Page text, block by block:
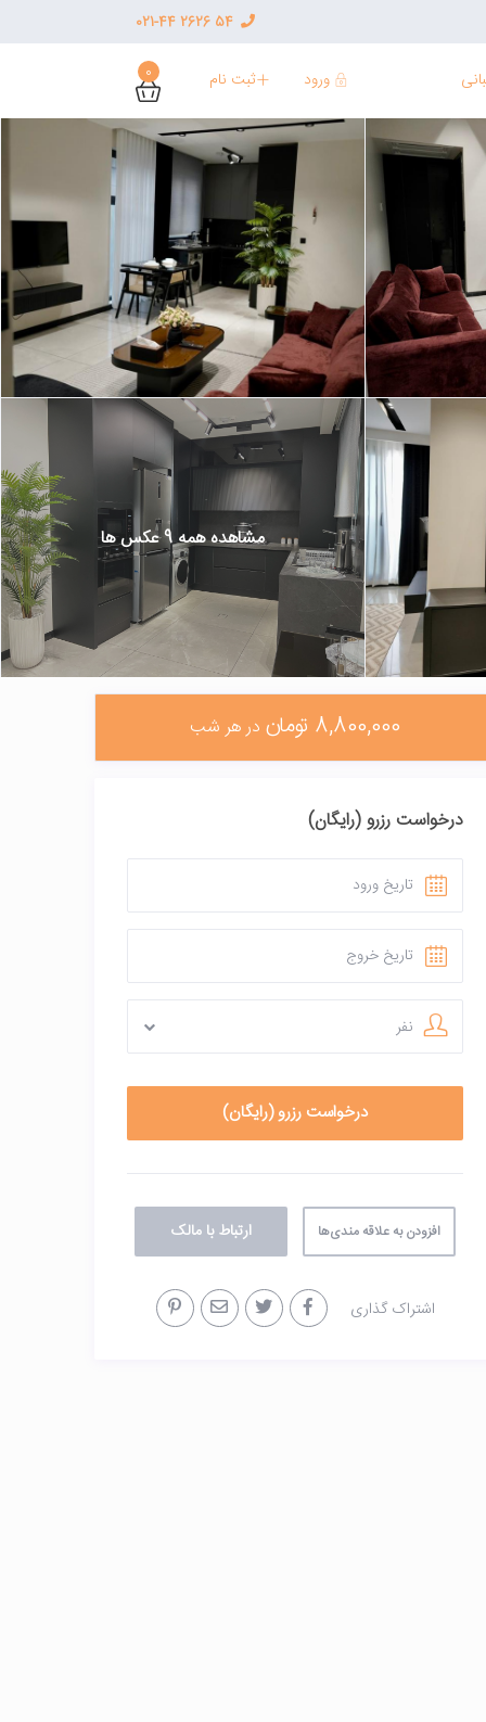
54 2626 021-44
0 ورود ثبت نام
مشاهده همه 9 عکس ها
8,800,000 تومان در هر شب
درخواست رزرو (رایگان)
نفر
افزودن به علاقه مندی‌ها ارتباط با مالک
اشتراک گذاری